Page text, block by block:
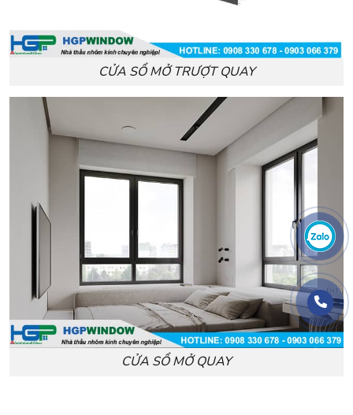
CỬA SỔ MỞ TRƯỢT QUAY
CỬA SỔ MỞ QUAY